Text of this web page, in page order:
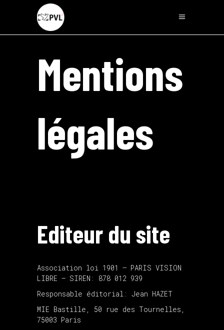
Mentions
légales
Editeur du site
Association loi 1901 – PARIS VISION
LIBRE – SIREN: 878 012 939
Responsable éditorial: Jean HAZET
MIE Bastille, 50 rue des Tournelles,
75003 Paris